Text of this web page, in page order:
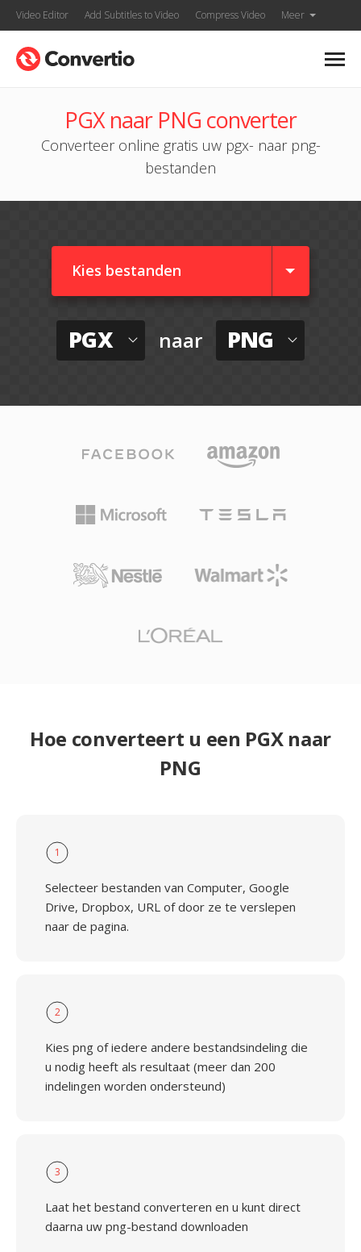
Video Editor Add Subtitles to Video Compress Video Meer
PGX naar PNG converter
Converteer online gratis uw pgx- naar png-
bestanden
Kies bestanden
PGX naar PNG
Hoe converteert u een PGX naar
PNG
1
Selecteer bestanden van Computer, Google
Drive, Dropbox, URL of door ze te verslepen
naar de pagina.
2
Kies png of iedere andere bestandsindeling die
u nodig heeft als resultaat (meer dan 200
indelingen worden ondersteund)
3
Laat het bestand converteren en u kunt direct
daarna uw png-bestand downloaden